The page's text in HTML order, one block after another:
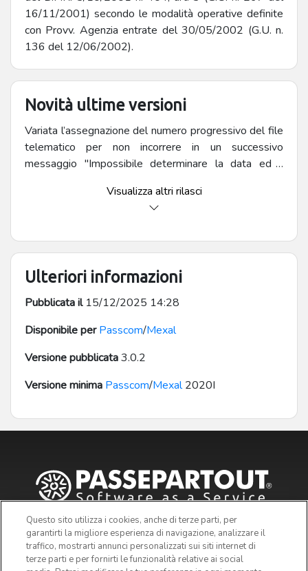
16/11/2001) secondo le modalità operative definite
con Provv. Agenzia entrate del 30/05/2002 (G.U. n.
136 del 12/06/2002).
Novità ultime versioni
Variata l’assegnazione del numero progressivo del file
telematico per non incorrere in un successivo
messaggio "Impossibile determinare la data ed il
Visualizza altri rilasci
Ulteriori informazioni
Pubblicata il15/12/2025 14:28
Disponibile per Passcom/Mexal
Versione pubblicata3.0.2
Versione minima Passcom/Mexal2020I
Questo sito utilizza i cookies, anche di terze parti, per
garantirti la migliore esperienza di navigazione, analizzare il
traffico, mostrarti annunci personalizzati sui siti internet di
terze parti e per fornirti le funzionalità relative ai social